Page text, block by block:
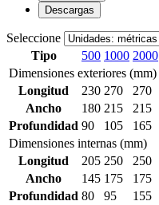
Descargas
Seleccione
Tipo
500 1000 2000
Dimensiones exteriores (mm)
Longitud
230 270 270
Ancho
180 215 215
Profundidad 90 105 165
Dimensiones internas (mm)
Longitud
205 250 250
Ancho
145 175 175
Profundidad 80 95 155